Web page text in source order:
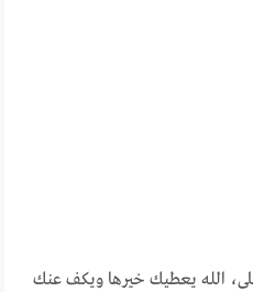
الله يعطيك خيرها ويكف عنك